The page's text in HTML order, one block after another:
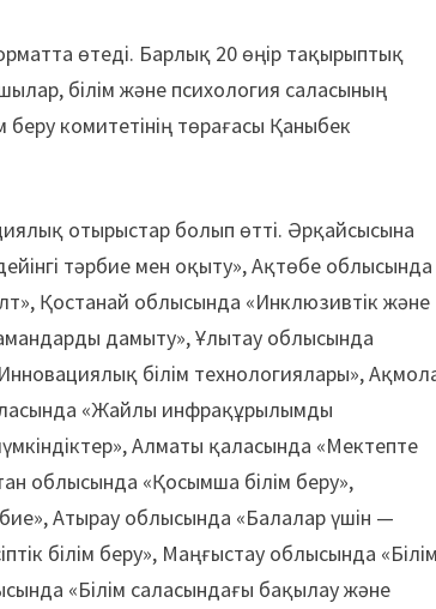
өтеді. Барлық 20 өңір тақырыптық
білім және психология саласының
комитетінің төрағасы Қаныбек
отырыстар болып өтті. Әрқайсысына
тәрбие мен оқыту», Ақтөбе облысында
Қостанай облысында «Инклюзивтік және
дамыту», Ұлытау облысында
білім технологиялары»,
«Жайлы инфрақұрылымды
Алматы қаласында «Мектепте
облысында «Қосымша білім беру»,
Атырау облысында «Балалар үшін —
білім беру», Маңғыстау облысында «Білім
«Білім саласындағы бақылау және